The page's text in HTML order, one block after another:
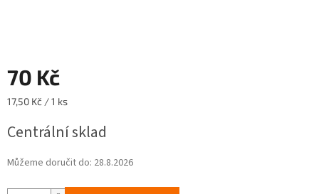
70 Kč
Měrná
17,50 Kč / 1 ks
Centrální sklad
Můžeme doručit do: 28.8.2026